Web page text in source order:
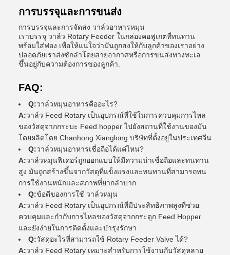
การบรรจุและการขนส่ง
การบรรจุและการจัดส่ง วาล์วอาหารหมุน
เราบรรจุ วาล์ว Rotary Feeder ในกล่องคอฟูเกตที่ทนทาน
พร้อมใส่ฟอง เพื่อให้แน่ใจว่ามันถูกส่งให้กับลูกค้าของเราอย่าง
ปลอดภัยเราส่งซักลําโดยสายอากาศหรือการขนส่งทางทะเล
ขึ้นอยู่กับความต้องการของลูกค้า.
FAQ:
Q:วาล์วหมุนอาหารคืออะไร?
A:วาล์ว Feed Rotary เป็นอุปกรณ์ที่ใช้ในการควบคุมการไหล
ของวัสดุจากกระบะ Feed hopper ไปยังสถานที่ใช้งานของมัน
โดยผลิตโดย Chanhong Xianglong บริษัทที่ตั้งอยู่ในประเทศจีน
Q:วาล์วหมุนอาหารเชื่อถือได้แค่ไหน?
A:วาล์วหมุนฟีเดอร์ถูกออกแบบให้มีความน่าเชื่อถือและทนทาน
สูง มันถูกสร้างขึ้นจากวัสดุที่แข็งแรงและทนทานที่สามารถทน
การใช้งานหนักและสภาพที่ยากลําบาก
Q:ข้อดีของการใช้ วาล์วหมุน
A:วาล์ว Feed Rotary เป็นอุปกรณ์ที่มีประสิทธิภาพสูงที่ช่วย
ควบคุมและกํากับการไหลของวัสดุจากกระดูก Feed Hopper
และยังง่ายในการติดตั้งและบํารุงรักษา
Q:วัสดุอะไรที่สามารถใช้ Rotary Feeder Valve ได้?
A:วาล์ว Feed Rotary เหมาะสําหรับการใช้งานกับวัสดุหลาย